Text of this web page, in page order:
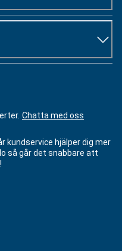
Chatta med oss
kundservice hjälper dig mer
så går det snabbare att